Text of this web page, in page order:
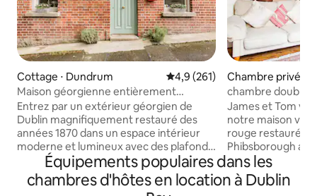
Cottage ⋅ Dundrum Évaluation moyenne sur la
4,9 (261)
Maison géorgienne entièrement
modernisée près de tout
Entrez par un extérieur géorgien de
Dublin magnifiquement restauré des
années 1870 dans un espace intérieur
moderne et lumineux avec des plafonds
vitrés à double hauteur, une belle
terrasse plantée privée. Cuisinez et
dînez dans une cuisine conçue pour la
Chambre privée ⋅
chambre double
maison
James et Tom
notre maison
rouge restaurée
Phibsborough
moderne, un
un jardin paisible
votre plaisir.
Équipements populaires dans les
chambres d'hôtes en location à Dublin